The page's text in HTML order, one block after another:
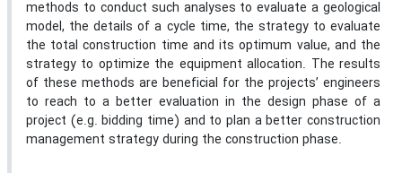
methods to conduct such analyses to evaluate a geological
model, the details of a cycle time, the strategy to evaluate
the total construction time and its optimum value, and the
strategy to optimize the equipment allocation. The results
of these methods are beneficial for the projects’ engineers
to reach to a better evaluation in the design phase of a
project (e.g. bidding time) and to plan a better construction
management strategy during the construction phase.